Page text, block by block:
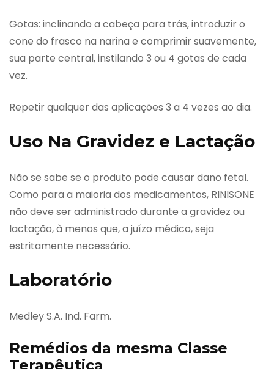
Gotas: inclinando a cabeça para trás, introduzir o
cone do frasco na narina e comprimir suavemente,
sua parte central, instilando 3 ou 4 gotas de cada
vez.
Repetir qualquer das aplicações 3 a 4 vezes ao dia.
Uso Na Gravidez e Lactação
Não se sabe se o produto pode causar dano fetal.
Como para a maioria dos medicamentos, RINISONE
não deve ser administrado durante a gravidez ou
lactação, à menos que, a juízo médico, seja
estritamente necessário.
Laboratório
Medley S.A. Ind. Farm.
Remédios da mesma Classe
Terapêutica